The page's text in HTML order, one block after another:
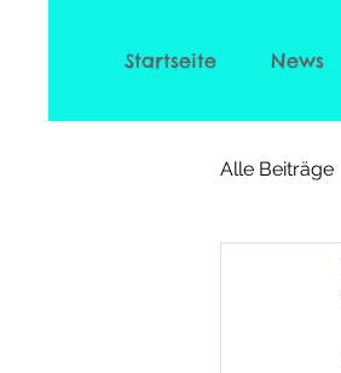
Startseite News
Alle Beiträge